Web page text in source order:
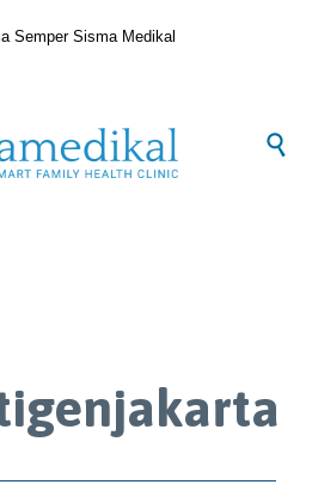
Semper Sisma Medikal
